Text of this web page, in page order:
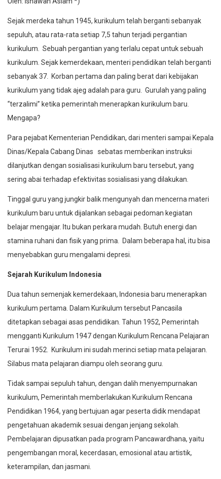
Sejak merdeka tahun 1945, kurikulum telah berganti sebanyak
sepuluh, atau rata-rata setiap 7,5 tahun terjadi pergantian
kurikulum. Sebuah pergantian yang terlalu cepat untuk sebuah
kurikulum. Sejak kemerdekaan, menteri pendidikan telah berganti
sebanyak 37. Korban pertama dan paling berat dari kebijakan
kurikulum yang tidak ajeg adalah para guru. Gurulah yang paling
“terzalimi” ketika pemerintah menerapkan kurikulum baru.
Mengapa?
Para pejabat Kementerian Pendidikan, dari menteri sampai Kepala
Dinas/Kepala Cabang Dinas sebatas memberikan instruksi
dilanjutkan dengan sosialisasi kurikulum baru tersebut, yang
sering abai terhadap efektivitas sosialisasi yang dilakukan.
Tinggal guru yang jungkir balik mengunyah dan mencerna materi
kurikulum baru untuk dijalankan sebagai pedoman kegiatan
belajar mengajar. Itu bukan perkara mudah. Butuh energi dan
stamina ruhani dan fisik yang prima. Dalam beberapa hal, itu bisa
menyebabkan guru mengalami depresi.
Sejarah Kurikulum Indonesia
Dua tahun semenjak kemerdekaan, Indonesia baru menerapkan
kurikulum pertama. Dalam Kurikulum tersebut Pancasila
ditetapkan sebagai asas pendidikan. Tahun 1952, Pemerintah
mengganti Kurikulum 1947 dengan Kurikulum Rencana Pelajaran
Terurai 1952. Kurikulum ini sudah merinci setiap mata pelajaran.
Silabus mata pelajaran diampu oleh seorang guru.
Tidak sampai sepuluh tahun, dengan dalih menyempurnakan
kurikulum, Pemerintah memberlakukan Kurikulum Rencana
Pendidikan 1964, yang bertujuan agar peserta didik mendapat
pengetahuan akademik sesuai dengan jenjang sekolah.
Pembelajaran dipusatkan pada program Pancawardhana, yaitu
pengembangan moral, kecerdasan, emosional atau artistik,
keterampilan, dan jasmani.